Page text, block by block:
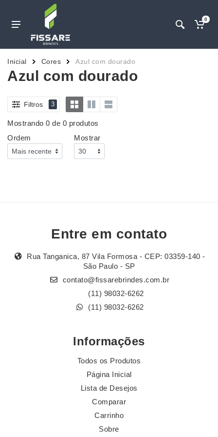
0
Inicial Cores Azul com dourado
Azul com dourado
Filtros 3
Mostrando 0 de 0 produtos
Ordem
Mostrar
Entre em contato
Rua Tanganica, 87 Vila Formosa - CEP: 03359-140 -
São Paulo - SP
contato@fissarebrindes.com.br
(11) 98032-6262
(11) 98032-6262
Informações
Todos os Produtos
Página Inicial
Lista de Desejos
Comparar
Carrinho
Sobre